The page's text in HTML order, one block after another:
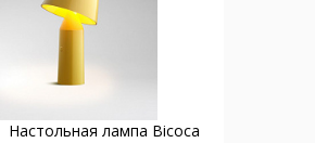
Настольная лампа Bicoca